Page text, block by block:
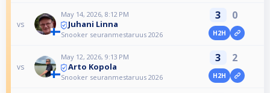
vs
May 14, 2026, 8:12 PM
Juhani Linna
Snooker seuranmestaruus 2026
3 0
H2H
vs
May 12, 2026, 9:13 PM
Arto Kopola
Snooker seuranmestaruus 2026
3 2
H2H